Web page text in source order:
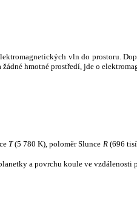
vln do prostoru.
hmotné prostředí, jde o
T(5 780 K), poloměr Slunce R(696
a povrchu koule ve vzdálenosti